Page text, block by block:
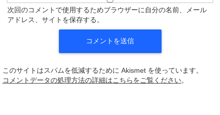
次回のコメントで使用するためブラウザーに自分の名前、メール
アドレス、サイトを保存する。
このサイトはスパムを低減するために Akismet を使っています。
コメントデータの処理方法の詳細はこちらをご覧ください。